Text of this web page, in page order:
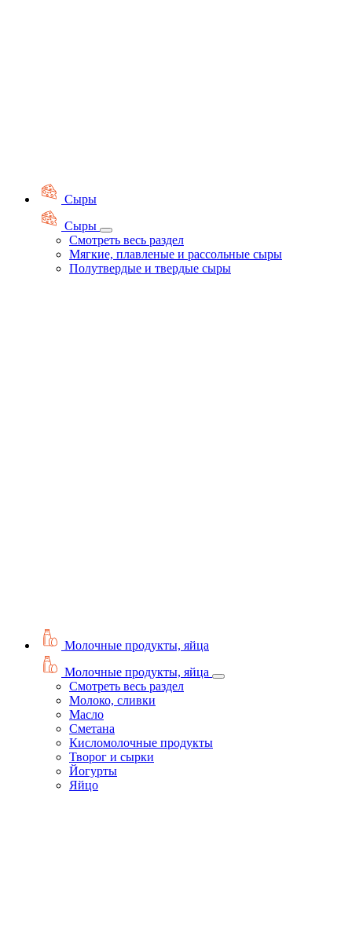
Сыры
Сыры
Смотреть весь раздел
Мягкие, плавленые и рассольные сыры
Полутвердые и твердые сыры
Молочные продукты, яйца
Молочные продукты, яйца
Смотреть весь раздел
Молоко, сливки
Масло
Сметана
Кисломолочные продукты
Творог и сырки
Йогурты
Яйцо